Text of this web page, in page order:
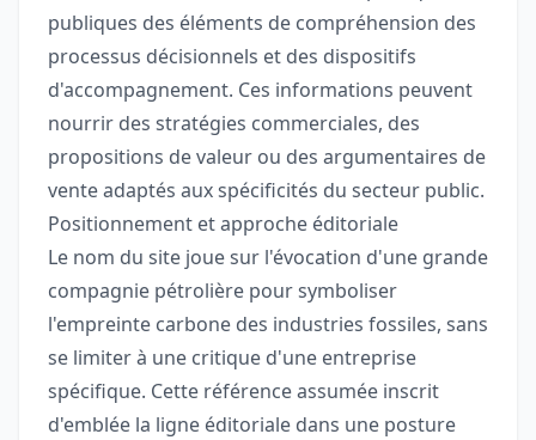
publiques des éléments de compréhension des
processus décisionnels et des dispositifs
d'accompagnement. Ces informations peuvent
nourrir des stratégies commerciales, des
propositions de valeur ou des argumentaires de
vente adaptés aux spécificités du secteur public.
Positionnement et approche éditoriale
Le nom du site joue sur l'évocation d'une grande
compagnie pétrolière pour symboliser
l'empreinte carbone des industries fossiles, sans
se limiter à une critique d'une entreprise
spécifique. Cette référence assumée inscrit
d'emblée la ligne éditoriale dans une posture